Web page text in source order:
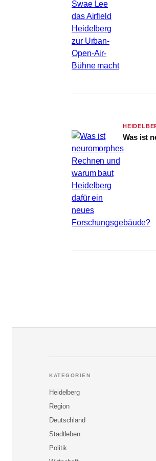
Was ist
KATEGORIEN
Heidelberg
Region
Deutschland
Stadtleben
Politik